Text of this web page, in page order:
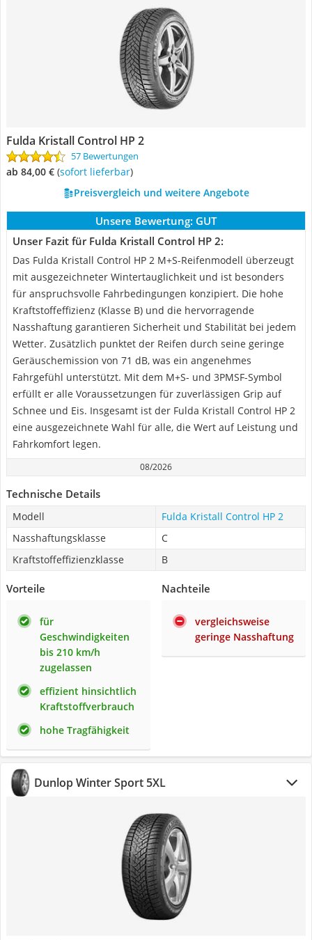
Fulda Kristall Control HP 2
57 Bewertungen
ab 84,00 € ( Sofort lieferbar)
Preisvergleich und weitere Angebote
Unsere Bewertung: GUT
Unser Fazit für Fulda Kristall Control HP 2:
Das Fulda Kristall Control HP 2 M+S-Reifenmodell überzeugt
mit ausgezeichneter Wintertauglichkeit und ist besonders
für anspruchsvolle Fahrbedingungen konzipiert. Die hohe
Kraftstoffeffizienz (Klasse B) und die hervorragende
Nasshaftung garantieren Sicherheit und Stabilität bei jedem
Wetter. Zusätzlich punktet der Reifen durch seine geringe
Geräuschemission von 71 dB, was ein angenehmes
Fahrgefühl unterstützt. Mit dem M+S- und 3PMSF-Symbol
erfüllt er alle Voraussetzungen für zuverlässigen Grip auf
Schnee und Eis. Insgesamt ist der Fulda Kristall Control HP 2
eine ausgezeichnete Wahl für alle, die Wert auf Leistung und
Fahrkomfort legen.
08/2026
Technische Details
Modell
Fulda Kristall Control HP 2
Nasshaftungsklasse
C
Kraftstoffeffizienzklasse
B
Vorteile
für
Geschwindigkeiten
bis 210 km/h
zugelassen
effizient hinsichtlich
Kraftstoffverbrauch
hohe Tragfähigkeit
Nachteile
vergleichsweise
geringe Nasshaftung
Dunlop Winter Sport 5XL